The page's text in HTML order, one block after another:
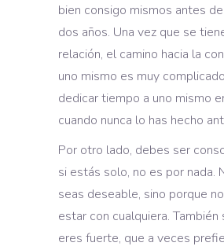
bien consigo mismos antes
dos años. Una vez que se
relación, el camino hacia la
uno mismo es muy
dedicar tiempo a uno mismo
cuando nunca lo has hecho
Por otro lado, debes ser
si estás solo, no es por nada.
seas deseable, sino porque
estar con cualquiera. También
eres fuerte, que a veces